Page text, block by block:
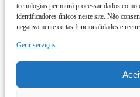
tecnologias permitirá processar dados como
identificadores únicos neste site. Não
negativamente certas funcionalidades e
Gerir serviços
Cofinanciado por:
NEWSLETTER
Inscreva-se para descontos,